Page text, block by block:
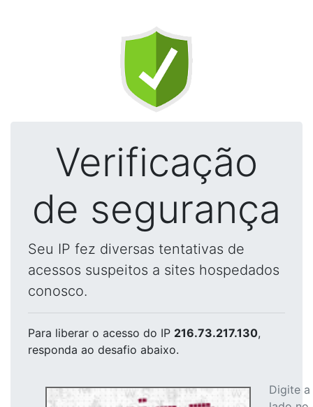
Verificação
de segurança
Seu IP fez diversas tentativas de
acessos suspeitos a sites hospedados
conosco.
Para liberar o acesso do IP 216.73.217.130,
responda ao desafio abaixo.
Digite